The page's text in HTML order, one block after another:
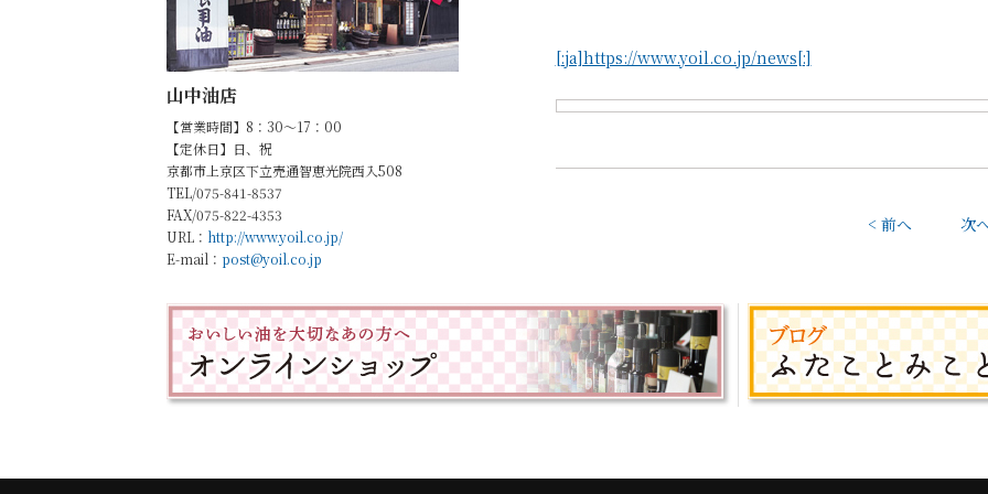
[:ja]https://www.yoil.co.jp/news[:]
< 前へ 次
山中油店
【営業時間】8：30～17：00
【定休日】日、祝
京都市上京区下立売通智恵光院西入508
TEL/075-841-8537
FAX/075-822-4353
URL： http://www.yoil.co.jp/
E-mail： post@yoil.co.jp